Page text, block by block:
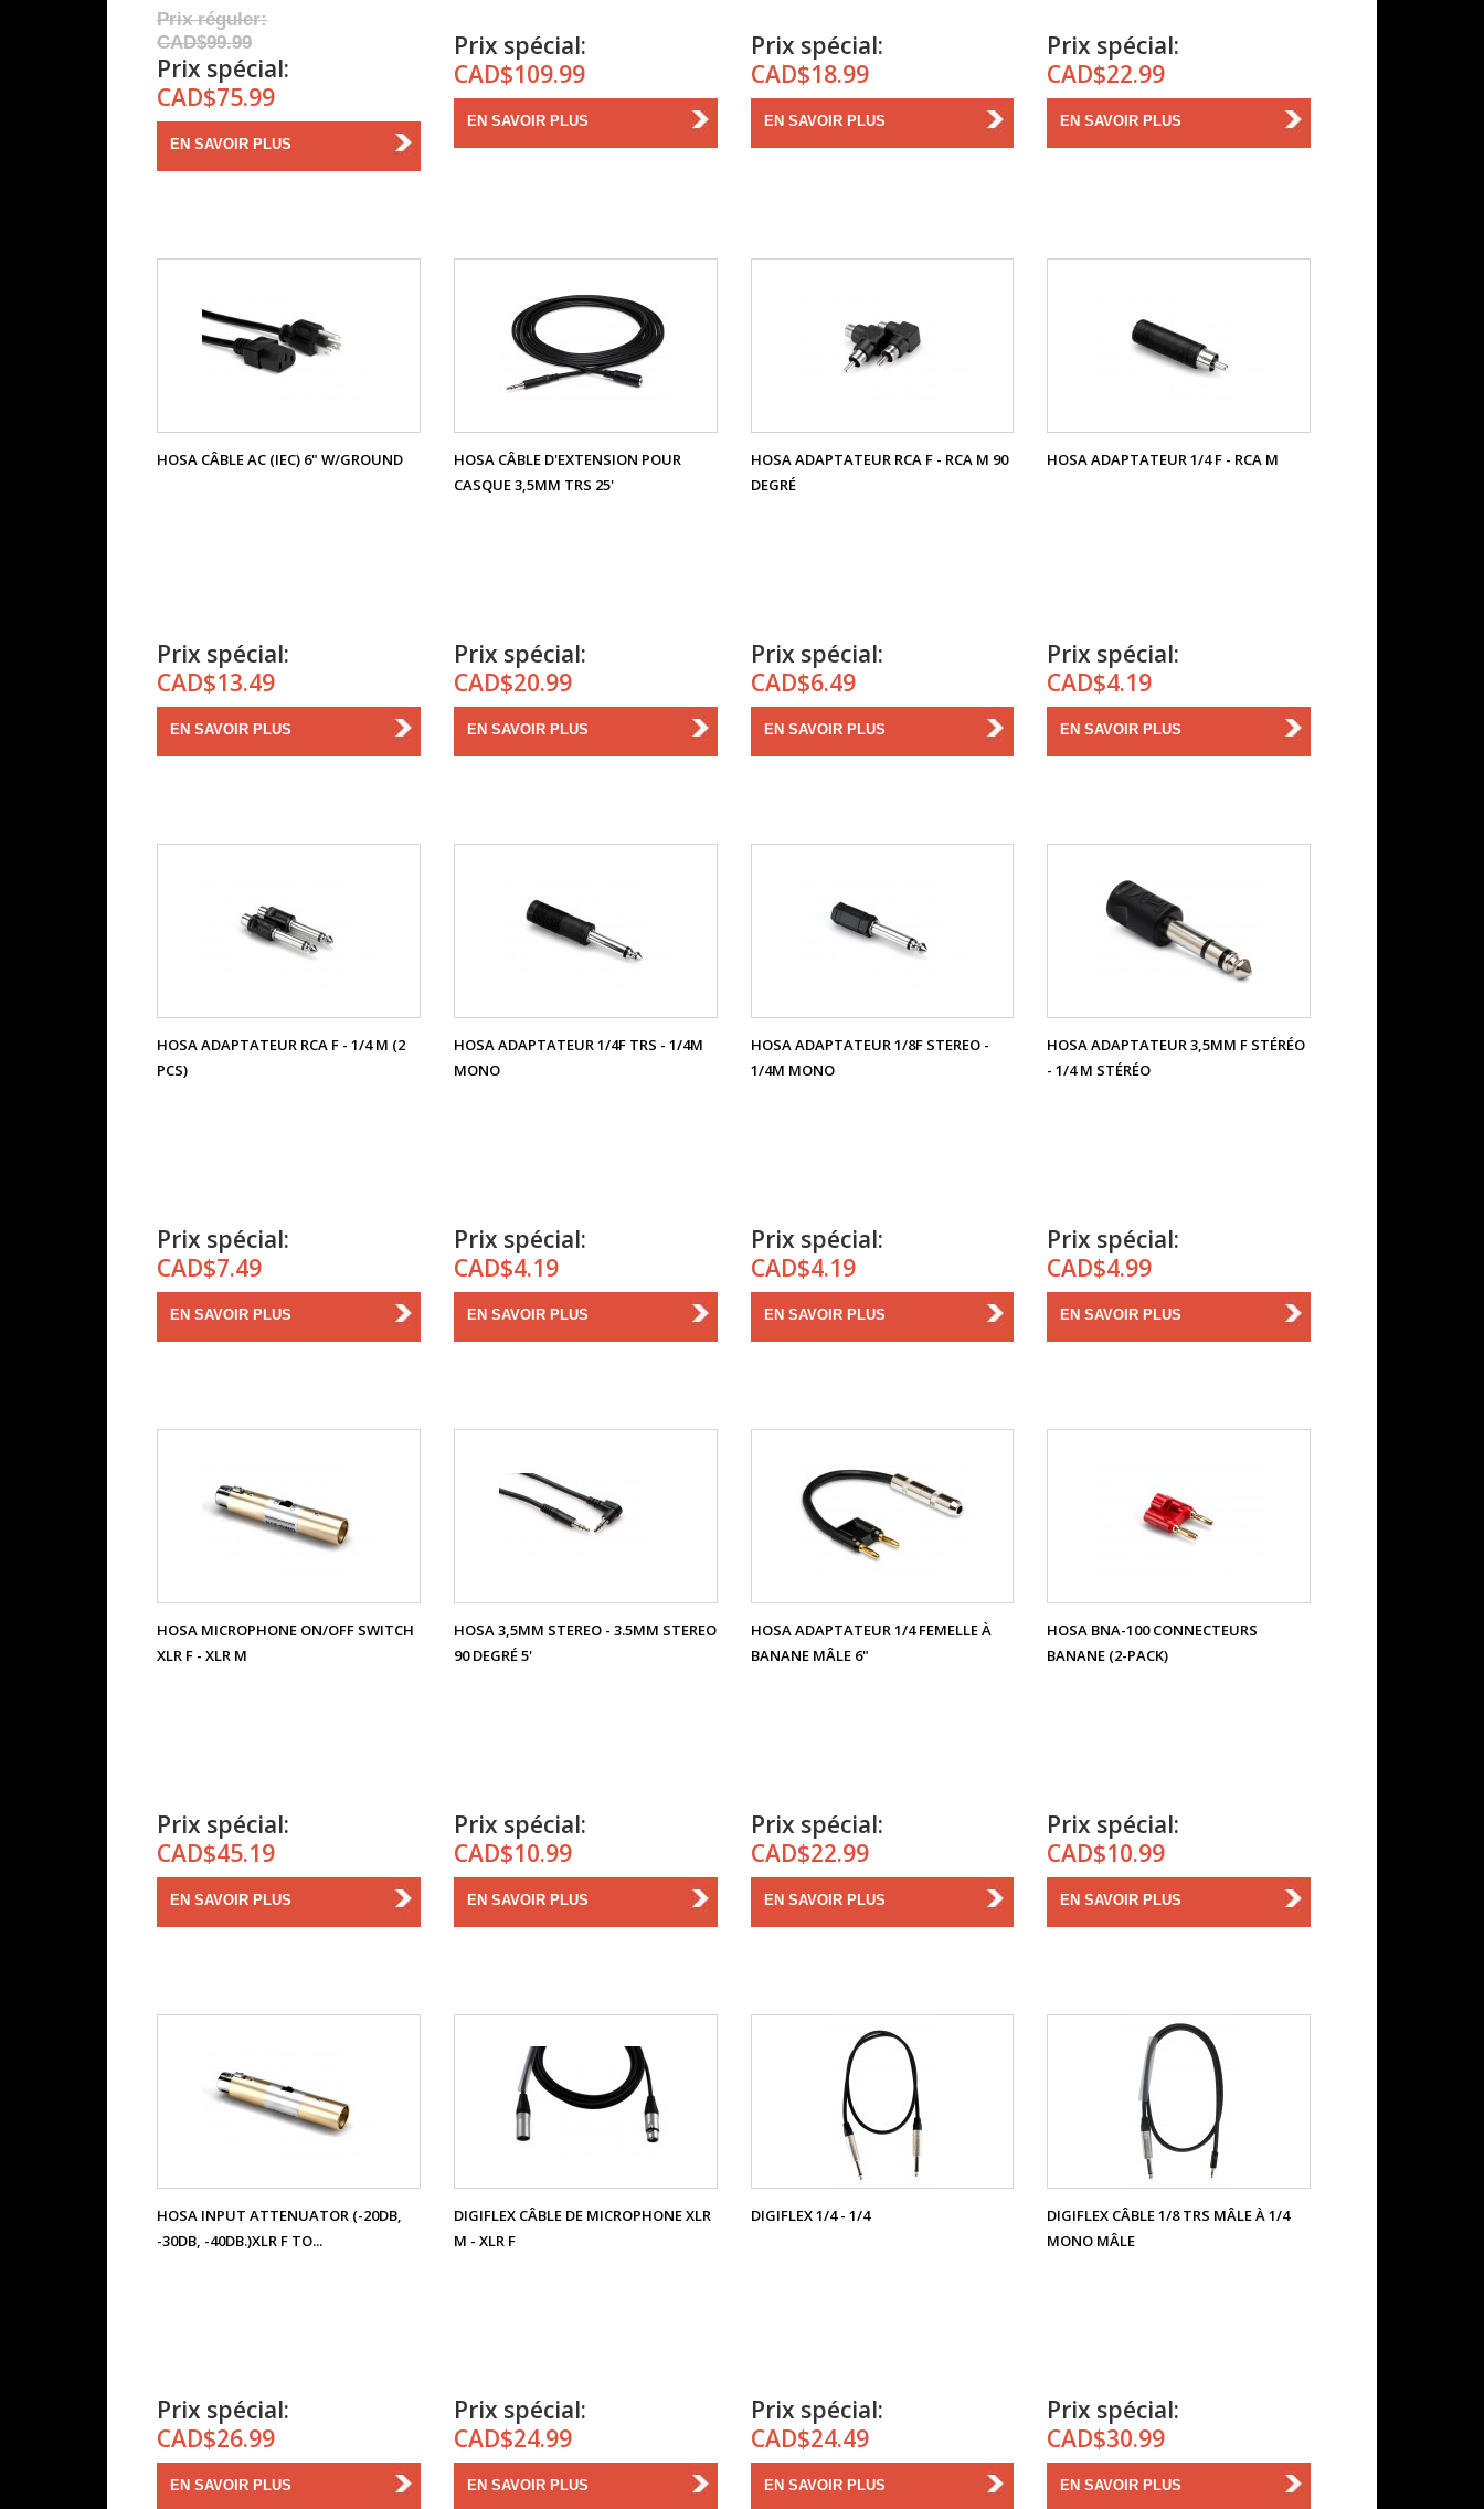
Prix réguler:
CAD$99.99
Prix spécial:
CAD$75.99
EN SAVOIR PLUS
Prix spécial:
CAD$109.99
EN SAVOIR PLUS
Prix spécial:
CAD$18.99
EN SAVOIR PLUS
Prix spécial:
CAD$22.99
EN SAVOIR PLUS
HOSA CÂBLE AC (IEC) 6" W/GROUND
Prix spécial:
CAD$13.49
EN SAVOIR PLUS
HOSA CÂBLE D'EXTENSION POUR
CASQUE 3,5MM TRS 25'
Prix spécial:
CAD$20.99
EN SAVOIR PLUS
HOSA ADAPTATEUR RCA F - RCA M 90
DEGRÉ
Prix spécial:
CAD$6.49
EN SAVOIR PLUS
HOSA ADAPTATEUR 1/4 F - RCA M
Prix spécial:
CAD$4.19
EN SAVOIR PLUS
HOSA ADAPTATEUR RCA F - 1/4 M (2
PCS)
Prix spécial:
CAD$7.49
EN SAVOIR PLUS
HOSA ADAPTATEUR 1/4F TRS - 1/4M
MONO
Prix spécial:
CAD$4.19
EN SAVOIR PLUS
HOSA ADAPTATEUR 1/8F STEREO -
1/4M MONO
Prix spécial:
CAD$4.19
EN SAVOIR PLUS
HOSA ADAPTATEUR 3,5MM F STÉRÉO
- 1/4 M STÉRÉO
Prix spécial:
CAD$4.99
EN SAVOIR PLUS
HOSA MICROPHONE ON/OFF SWITCH
XLR F - XLR M
Prix spécial:
CAD$45.19
EN SAVOIR PLUS
HOSA 3,5MM STEREO - 3.5MM STEREO
90 DEGRÉ 5'
Prix spécial:
CAD$10.99
EN SAVOIR PLUS
HOSA ADAPTATEUR 1/4 FEMELLE À
BANANE MÂLE 6"
Prix spécial:
CAD$22.99
EN SAVOIR PLUS
HOSA BNA-100 CONNECTEURS
BANANE (2-PACK)
Prix spécial:
CAD$10.99
EN SAVOIR PLUS
HOSA INPUT ATTENUATOR (-20DB,
-30DB, -40DB.)XLR F TO...
Prix spécial:
CAD$26.99
EN SAVOIR PLUS
DIGIFLEX CÂBLE DE MICROPHONE XLR
M - XLR F
Prix spécial:
CAD$24.99
EN SAVOIR PLUS
DIGIFLEX 1/4 - 1/4
Prix spécial:
CAD$24.49
EN SAVOIR PLUS
DIGIFLEX CÂBLE 1/8 TRS MÂLE À 1/4
MONO MÂLE
Prix spécial:
CAD$30.99
EN SAVOIR PLUS